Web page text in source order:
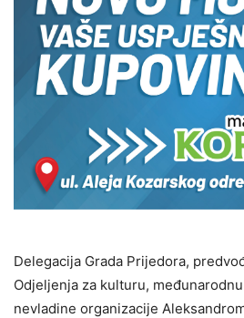
Delegacija Grada Prijedora,
Odjeljenja za kulturu,
nevladine organizacije